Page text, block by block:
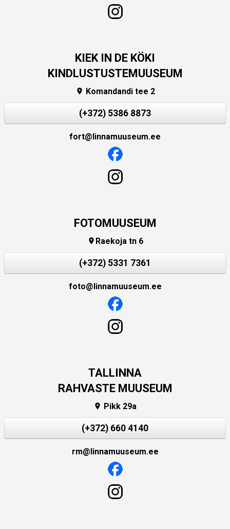
KIEK IN DE KÖKI
KINDLUSTUSTEMUUSEUM
 Komandandi tee 2
(+372) 5386 8873
fort@linnamuuseum.ee
FOTOMUUSEUM
 Raekoja tn 6
(+372) 5331 7361
foto@linnamuuseum.ee
TALLINNA
RAHVASTE MUUSEUM
 Pikk 29a
(+372) 660 4140
rm@linnamuuseum.ee